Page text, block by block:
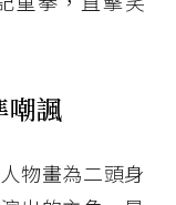
嘲諷
物畫為二頭身